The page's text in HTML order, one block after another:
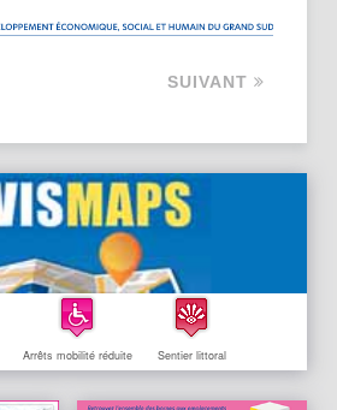
SUIVANT
Arrêts mobilité réduite Sentier littoral